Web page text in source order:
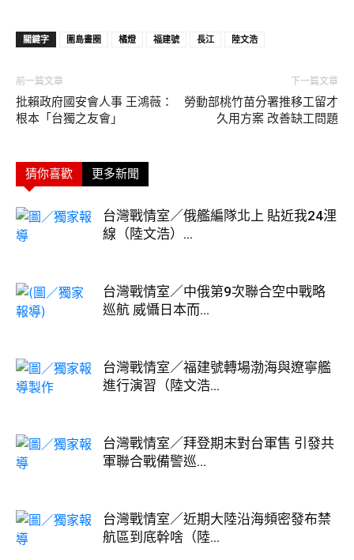
關鍵字 圍島畫圈 橘燈 福建號 長江 陸文浩
前一篇文章
批賴政府國安會人事 王鴻薇：
根本「台獨之友會」
下一篇文章
勞動部桃竹苗分署推移工留才
久用方案 改善缺工問題
猜你喜歡 更多新聞
台灣戰情室／俄艦編隊北上 貼近我24浬
線（陸文浩）...
台灣戰情室／中俄第9次聯合空中戰略
巡航 威懾日本而...
台灣戰情室／福建號轉場渤海與遼寧艦
進行演習（陸文浩...
台灣戰情室／拜登期末對台軍售 引發共
軍聯合戰備警巡...
台灣戰情室／近期大陸沿海頻密發布禁
航區到底幹啥（陸...